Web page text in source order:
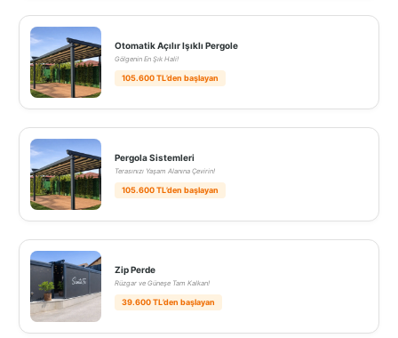
Otomatik Açılır Işıklı Pergole
Gölgenin En Şık Hali!
105.600 TL’den başlayan
Pergola Sistemleri
Terasınızı Yaşam Alanına Çevirin!
105.600 TL’den başlayan
Zip Perde
Rüzgar ve Güneşe Tam Kalkan!
39.600 TL’den başlayan